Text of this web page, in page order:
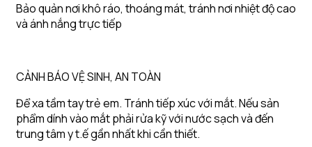
Bảo quản nơi khô ráo, thoáng mát, tránh nơi nhiệt độ cao
và ánh nắng trực tiếp ️
CẢNH BÁO VỆ SINH, AN TOÀN
Để xa tầm tay trẻ em. Tránh tiếp xúc với mắt. Nếu sản
phẩm dính vào mắt phải rửa kỹ với nước sạch và đến
trung tâm y t.ế gần nhất khi cần thiết.